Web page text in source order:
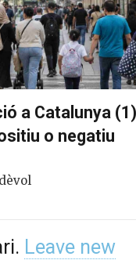
a Catalunya
o negatiu
. Leave new